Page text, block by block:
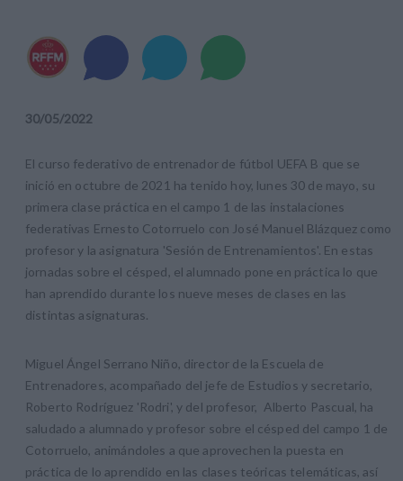
30/05/2022
El curso federativo de entrenador de fútbol UEFA B que se
inició en octubre de 2021 ha tenido hoy, lunes 30 de mayo, su
primera clase práctica en el campo 1 de las instalaciones
federativas Ernesto Cotorruelo con José Manuel Blázquez como
profesor y la asignatura 'Sesión de Entrenamientos'. En estas
jornadas sobre el césped, el alumnado pone en práctica lo que
han aprendido durante los nueve meses de clases en las
distintas asignaturas.
Miguel Ángel Serrano Niño, director de la Escuela de
Entrenadores, acompañado del jefe de Estudios y secretario,
Roberto Rodríguez 'Rodri', y del profesor, Alberto Pascual, ha
saludado a alumnado y profesor sobre el césped del campo 1 de
Cotorruelo, animándoles a que aprovechen la puesta en
práctica de lo aprendido en las clases teóricas telemáticas, así